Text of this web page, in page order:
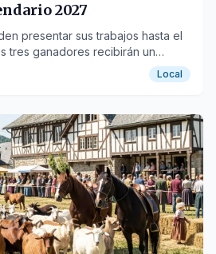
2027
presentar sus trabajos hasta el
tres ganadores recibirán un
Local